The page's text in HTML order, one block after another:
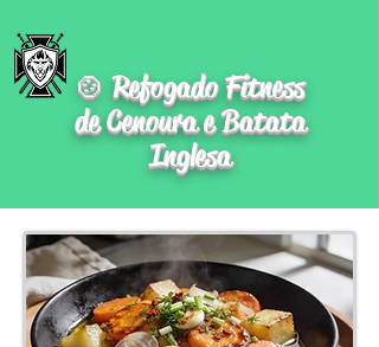
🍲 Refogado Fitness
de Cenoura e Batata
Inglesa